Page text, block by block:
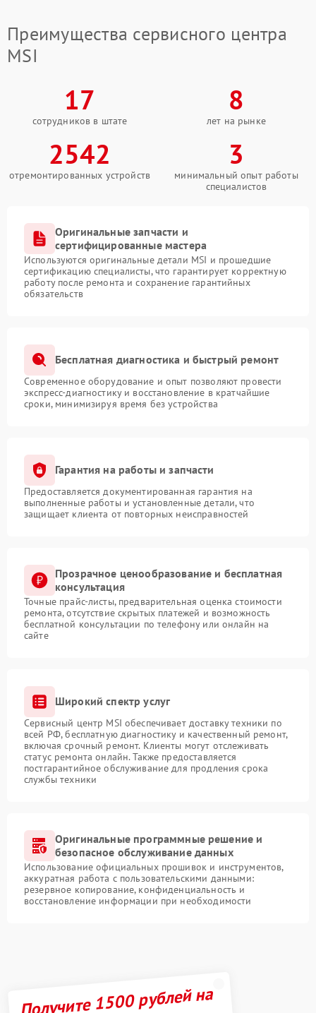
Преимущества сервисного центра
MSI
17
сотрудников в штате
8
лет на рынке
2542
отремонтированных устройств
3
минимальный опыт работы
специалистов
Оригинальные запчасти и
сертифицированные мастера
Используются оригинальные детали MSI и прошедшие
сертификацию специалисты, что гарантирует корректную
работу после ремонта и сохранение гарантийных
обязательств
Бесплатная диагностика и быстрый ремонт
Современное оборудование и опыт позволяют провести
экспресс-диагностику и восстановление в кратчайшие
сроки, минимизируя время без устройства
Гарантия на работы и запчасти
Предоставляется документированная гарантия на
выполненные работы и установленные детали, что
защищает клиента от повторных неисправностей
Прозрачное ценообразование и бесплатная
консультация
Точные прайс-листы, предварительная оценка стоимости
ремонта, отсутствие скрытых платежей и возможность
бесплатной консультации по телефону или онлайн на
сайте
Широкий спектр услуг
Сервисный центр MSI обеспечивает доставку техники по
всей РФ, бесплатную диагностику и качественный ремонт,
включая срочный ремонт. Клиенты могут отслеживать
статус ремонта онлайн. Также предоставляется
постгарантийное обслуживание для продления срока
службы техники
Оригинальные программные решение и
безопасное обслуживание данных
Использование официальных прошивок и инструментов,
аккуратная работа с пользовательскими данными:
резервное копирование, конфиденциальность и
восстановление информации при необходимости
Получите 1500 рублей на